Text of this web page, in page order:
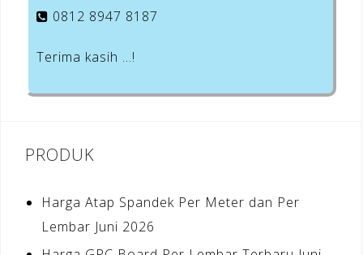
0812 8947 8187
Terima kasih …!
PRODUK
Harga Atap Spandek Per Meter dan Per
Lembar Juni 2026